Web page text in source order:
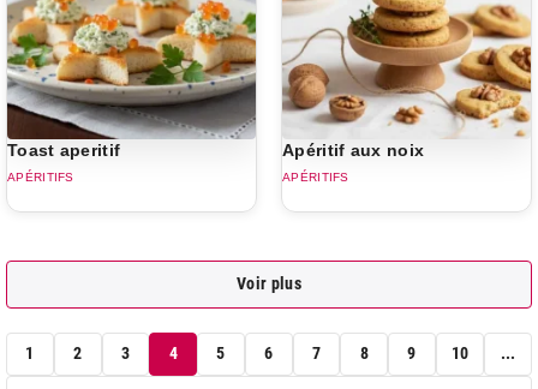
Toast aperitif
APÉRITIFS
Apéritif aux noix
APÉRITIFS
Voir plus
1 2 3 4 5 6 7 8 9 10 ...